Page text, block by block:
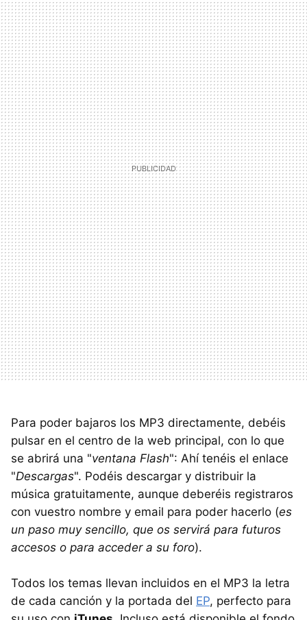
Para poder bajaros los MP3 directamente, debéis
pulsar en el centro de la web principal, con lo que
se abrirá una "ventana Flash": Ahí tenéis el enlace
"Descargas". Podéis descargar y distribuir la
música gratuitamente, aunque deberéis registraros
con vuestro nombre y email para poder hacerlo (es
un paso muy sencillo, que os servirá para futuros
accesos o para acceder a su foro).
Todos los temas llevan incluidos en el MP3 la letra
de cada canción y la portada del EP, perfecto para